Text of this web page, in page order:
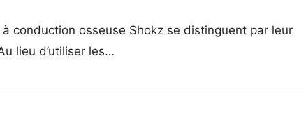
conduction osseuse Shokz se distinguent par leur
lieu d’utiliser les…